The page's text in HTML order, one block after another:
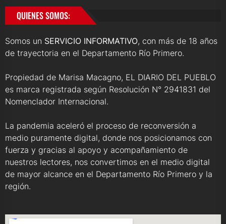
QUIENES SOMOS:
Somos un SERVICIO INFORMATIVO, con más de 18 años
de trayectoria en el Departamento Río Primero.
Propiedad de Marisa Macagno, EL DIARIO DEL PUEBLO
es marca registrada según Resolución N° 2941831 del
Nomenclador Internacional.
La pandemia aceleró el proceso de reconversión a
medio puramente digital, donde nos posicionamos con
fuerza y gracias al apoyo y acompañamiento de
nuestros lectores, nos convertimos en el medio digital
de mayor alcance en el Departamento Río Primero y la
región.